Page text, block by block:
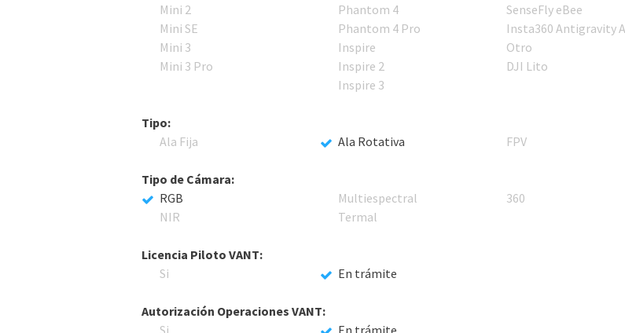
Mini 2
Mini SE
Mini 3
Mini 3 Pro
Phantom 4
Phantom 4 Pro
Inspire
Inspire 2
Inspire 3
SenseFly eBee
Insta360 Antigravity
Otro
DJI Lito
Tipo:
Ala Fija
Ala Rotativa FPV
Tipo de Cámara:
RGB
NIR
Multiespectral
Termal
360
Licencia Piloto VANT:
Si
En trámite
Autorización Operaciones VANT: